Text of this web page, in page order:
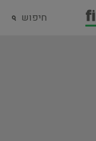
חיפוש